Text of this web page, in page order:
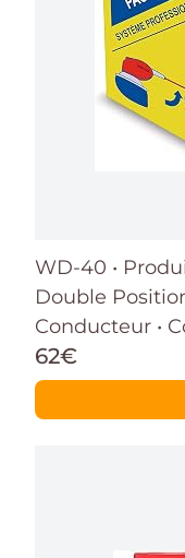
WD-40 •
Double
Conducteur •
Caoutchoucs,
62€